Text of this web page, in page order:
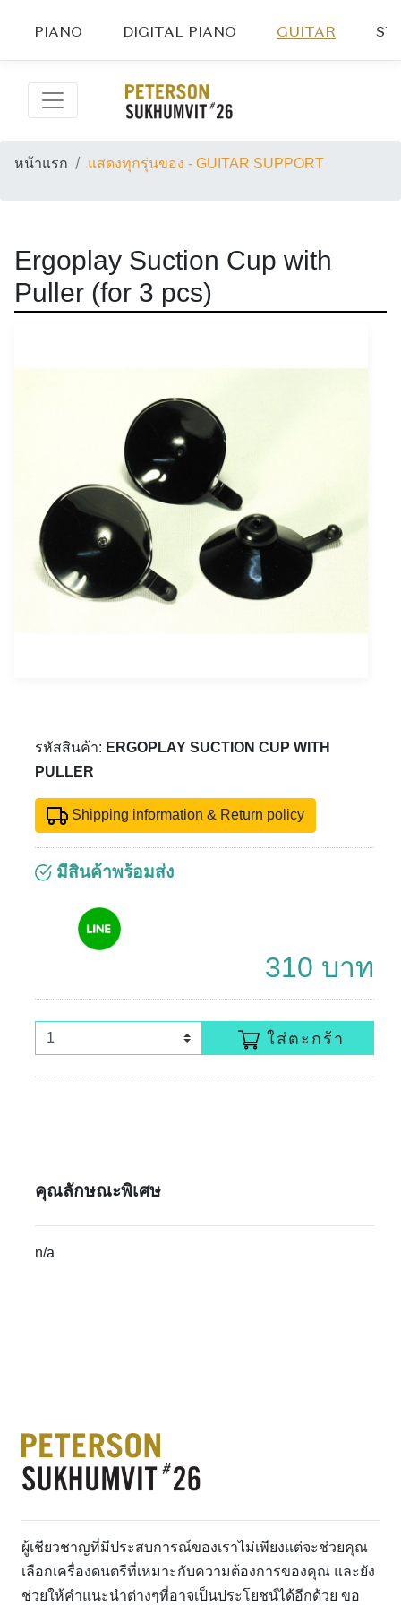
PIANO DIGITAL PIANO GUITAR
หน้าแรก แสดงทุกรุ่นของ - GUITAR SUPPORT
Ergoplay Suction Cup with
Puller (for 3 pcs)
รหัสสินค้า: ERGOPLAY SUCTION CUP WITH
PULLER
Shipping information & Return policy
มีสินค้าพร้อมส่ง
310 บาท
ใส่ตะกร้า
คุณลักษณะพิเศษ
n/a
ผู้เชียวชาญที่มีประสบการณ์ของเราไม่เพียงแต่จะช่วยคุณ
เลือกเครื่องดนตรีที่เหมาะกับความต้องการของคุณ และยัง
ช่วยให้คำแนะนำต่างๆที่อาจเป็นประโยชน์ได้อีกด้วย ขอ